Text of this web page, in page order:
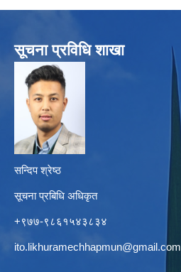
सूचना प्रविधि शाखा
सन्दिप श्रेष्ठ
सूचना प्रबिधि अधिकृत
+९७७-९८६१५४३८३४
ito.likhuramechhapmun@gmail.com